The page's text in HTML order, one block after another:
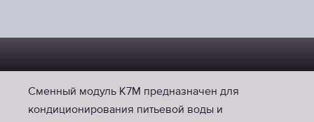
Сменный модуль К7М предназначен для
кондиционирования питьевой воды и